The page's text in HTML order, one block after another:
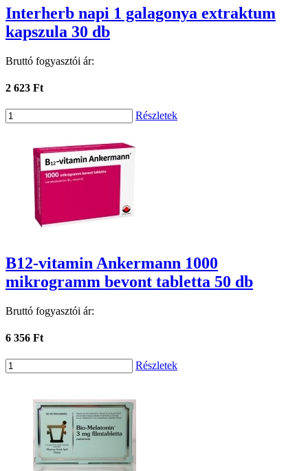
Interherb napi 1 galagonya extraktum
kapszula 30 db
Bruttó fogyasztói ár:
2 623 Ft
Részletek
B12-vitamin Ankermann 1000
mikrogramm bevont tabletta 50 db
Bruttó fogyasztói ár:
6 356 Ft
Részletek